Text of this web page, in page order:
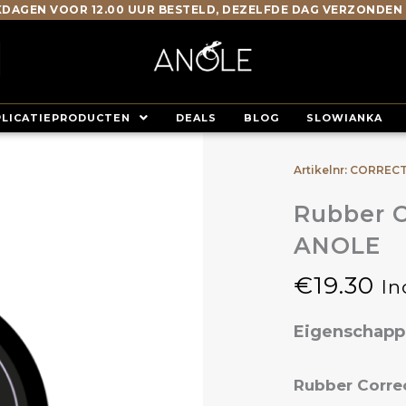
VOOR 12.00 UUR BESTELD, DEZELFDE DAG VERZONDEN
DEALS BLOG SLOWIANKA
Artikelnr:
Rubber
ANOLE
€19.30
Rubber